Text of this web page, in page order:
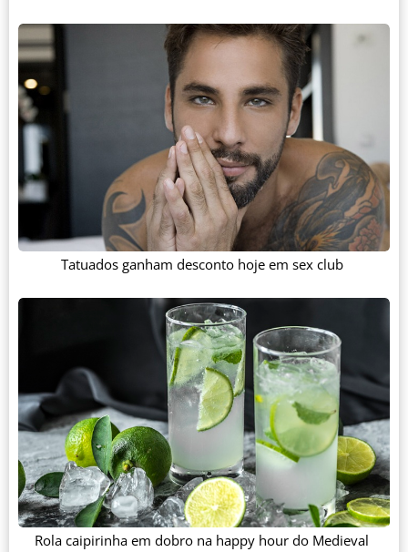
Tatuados ganham desconto hoje em sex club
Rola caipirinha em dobro na happy hour do Medieval